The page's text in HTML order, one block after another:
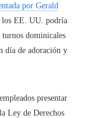
por Gerald
los EE. UU. podría
dominicales
día de adoración y
presentar
Ley de Derechos